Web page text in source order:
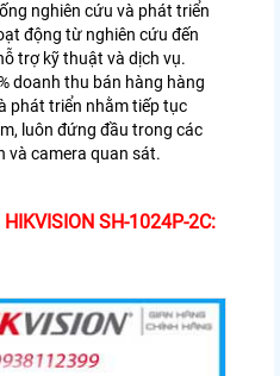
nghiên cứu và phát triển
động từ nghiên cứu đến
trợ kỹ thuật và dịch vụ.
doanh thu bán hàng hàng
phát triển nhằm tiếp tục
luôn đứng đầu trong các
và camera quan sát.
SH-1024P-2C: